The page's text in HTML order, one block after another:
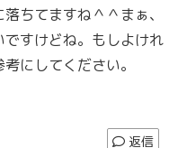
ちてますね＾＾まぁ、
すけどね。もしよけれ
にしてください。
返信